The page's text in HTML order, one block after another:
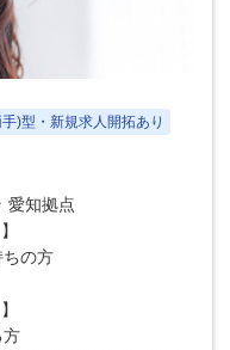
)型・新規求人開拓あり
愛知拠点
ちの方
方